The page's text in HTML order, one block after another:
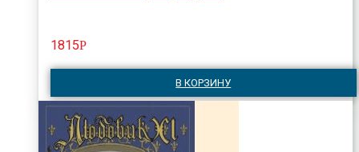
1815Р
В КОРЗИНУ